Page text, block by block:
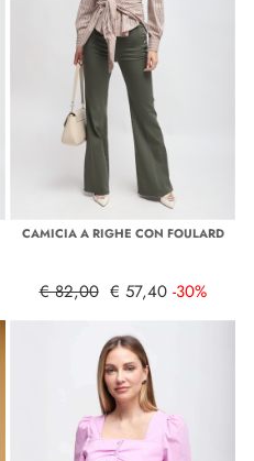
CAMICIA A RIGHE CON FOULARD
€ 82,00 € 57,40 -30%